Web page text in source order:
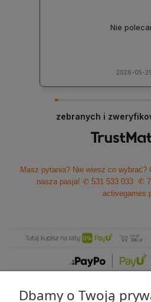
Nie
2026-05-
zebranych i
Masz pytania? Nie wiesz co
nasza pasja! ✆ 531 533 033 ✆
Dbamy o Twoją